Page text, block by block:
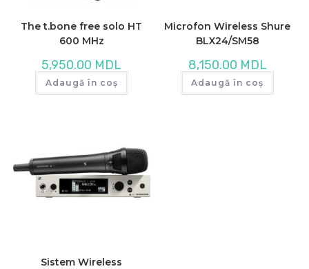
The t.bone free solo HT
600 MHz
5,950.00 MDL
Adaugă în coș
Microfon Wireless Shure
BLX24/SM58
8,150.00 MDL
Adaugă în coș
Sistem Wireless